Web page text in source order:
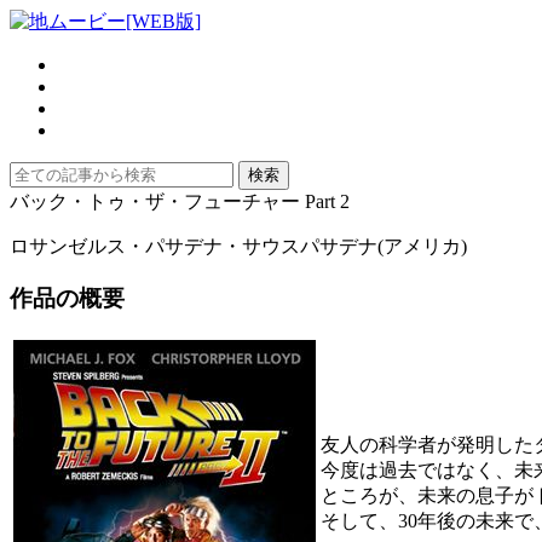
バック・トゥ・ザ・フューチャー Part 2
ロサンゼルス・パサデナ・サウスパサデナ(アメリカ)
作品の概要
友人の科学者が発明した
今度は過去ではなく、未
ところが、未来の息子
そして、30年後の未来